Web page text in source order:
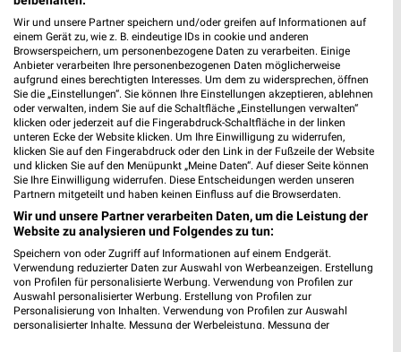
Louis Prospekte und Angebote für Landshut
Noch mehr Angebote in
der weekli App!
Wir und unsere Partner speichern und/oder greifen auf Informationen auf
einem Gerät zu, wie z. B. eindeutige IDs in cookie und anderen
Browserspeichern, um personenbezogene Daten zu verarbeiten. Einige
Anbieter verarbeiten Ihre personenbezogenen Daten möglicherweise
aufgrund eines berechtigten Interesses. Um dem zu widersprechen, öffnen
Sie die „Einstellungen“. Sie können Ihre Einstellungen akzeptieren, ablehnen
oder verwalten, indem Sie auf die Schaltfläche „Einstellungen verwalten“
klicken oder jederzeit auf die Fingerabdruck-Schaltfläche in der linken
unteren Ecke der Website klicken. Um Ihre Einwilligung zu widerrufen,
klicken Sie auf den Fingerabdruck oder den Link in der Fußzeile der Website
und klicken Sie auf den Menüpunkt „Meine Daten“. Auf dieser Seite können
Sie Ihre Einwilligung widerrufen. Diese Entscheidungen werden unseren
Partnern mitgeteilt und haben keinen Einfluss auf die Browserdaten.
Wir und unsere Partner verarbeiten Daten, um die Leistung der
Website zu analysieren und Folgendes zu tun:
Speichern von oder Zugriff auf Informationen auf einem Endgerät.
Verwendung reduzierter Daten zur Auswahl von Werbeanzeigen. Erstellung
von Profilen für personalisierte Werbung. Verwendung von Profilen zur
Auswahl personalisierter Werbung. Erstellung von Profilen zur
Personalisierung von Inhalten. Verwendung von Profilen zur Auswahl
personalisierter Inhalte. Messung der Werbeleistung. Messung der